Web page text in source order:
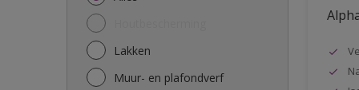
Lakken
Muur- en plafondverf